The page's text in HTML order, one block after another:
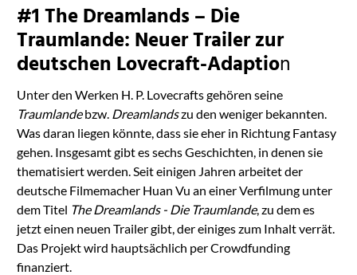
#1 The Dreamlands – Die
Traumlande: Neuer Trailer zur
deutschen Lovecraft-Adaption
Unter den Werken H. P. Lovecrafts gehören seine
Traumlandebzw. Dreamlandszu den weniger bekannten.
Was daran liegen könnte, dass sie eher in Richtung Fantasy
gehen. Insgesamt gibt es sechs Geschichten, in denen sie
thematisiert werden. Seit einigen Jahren arbeitet der
deutsche Filmemacher Huan Vu an einer Verfilmung unter
dem Titel The Dreamlands - Die Traumlande, zu dem es
jetzt einen neuen Trailer gibt, der einiges zum Inhalt verrät.
Das Projekt wird hauptsächlich per Crowdfunding
finanziert.